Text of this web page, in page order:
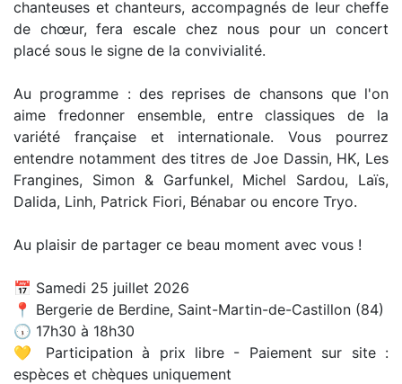
chanteuses et chanteurs, accompagnés de leur cheffe
de chœur, fera escale chez nous pour un concert
placé sous le signe de la convivialité.
Au programme : des reprises de chansons que l'on
aime fredonner ensemble, entre classiques de la
variété française et internationale. Vous pourrez
entendre notamment des titres de Joe Dassin, HK, Les
Frangines, Simon & Garfunkel, Michel Sardou, Laïs,
Dalida, Linh, Patrick Fiori, Bénabar ou encore Tryo.
Au plaisir de partager ce beau moment avec vous !
📅 Samedi 25 juillet 2026
📍 Bergerie de Berdine, Saint-Martin-de-Castillon (84)
🕠 17h30 à 18h30
💛 Participation à prix libre - Paiement sur site :
espèces et chèques uniquement